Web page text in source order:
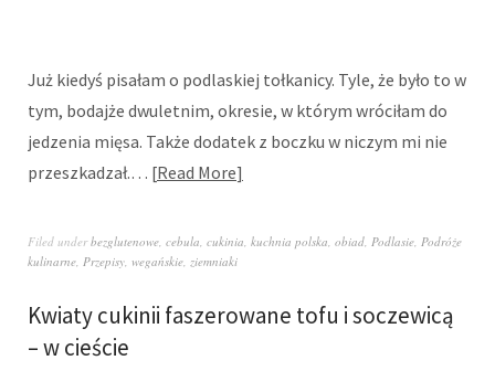
Już kiedyś pisałam o podlaskiej tołkanicy. Tyle, że było to w
tym, bodajże dwuletnim, okresie, w którym wróciłam do
jedzenia mięsa. Także dodatek z boczku w niczym mi nie
przeszkadzał.… Read More
Filed underbezglutenowe cebula cukinia kuchnia polska obiad Podlasie Podróże
kulinarne Przepisy wegańskie ziemniaki
Kwiaty cukinii faszerowane tofu i soczewicą
– w cieście